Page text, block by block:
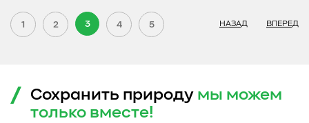
1 2 3 4 5 НАЗАД ВПЕРЕД
Сохранить природу мы можем
только вместе!